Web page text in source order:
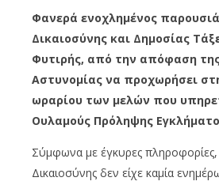
Φανερά ενοχλημένος
Δικαιοσύνης και Δημοσίας
Φυτιρής, από την απόφαση
Αστυνομίας να προχωρήσει
ωραρίου των μελών που
Ουλαμούς Πρόληψης
Σύμφωνα με έγκυρες
Δικαιοσύνης δεν είχε καμία